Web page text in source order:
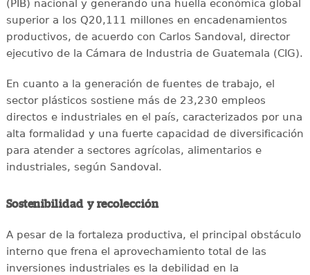
(PIB) nacional y generando una huella económica global
superior a los Q20,111 millones en encadenamientos
productivos, de acuerdo con Carlos Sandoval, director
ejecutivo de la Cámara de Industria de Guatemala (CIG).
En cuanto a la generación de fuentes de trabajo, el
sector plásticos sostiene más de 23,230 empleos
directos e industriales en el país, caracterizados por una
alta formalidad y una fuerte capacidad de diversificación
para atender a sectores agrícolas, alimentarios e
industriales, según Sandoval.
Sostenibilidad y recolección
A pesar de la fortaleza productiva, el principal obstáculo
interno que frena el aprovechamiento total de las
inversiones industriales es la debilidad en la